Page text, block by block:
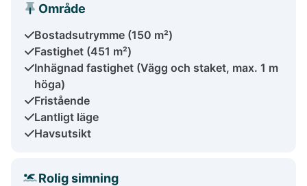
Område
Bostadsutrymme (150 m²)
Fastighet (451 m²)
Inhägnad fastighet (Vägg och staket, max. 1 m
höga)
Fristående
Lantligt läge
Havsutsikt
Rolig simning